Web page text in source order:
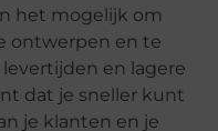
het mogelijk om
ontwerpen en te
en lagere
dat je sneller kunt
je klanten en je